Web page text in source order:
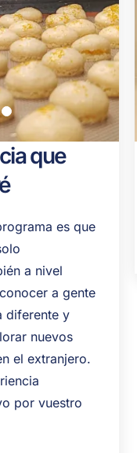
que
es que
a nivel
a gente
diferente y
nuevos
el extranjero.
por vuestro